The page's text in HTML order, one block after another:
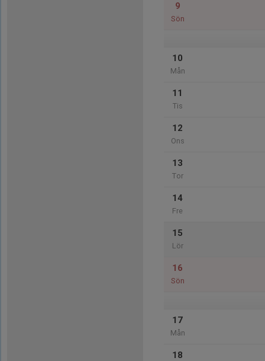
9
Sön
10
Mån
11
Tis
12
Ons
13
Tor
14
Fre
15
Lör
16
Sön
17
Mån
18